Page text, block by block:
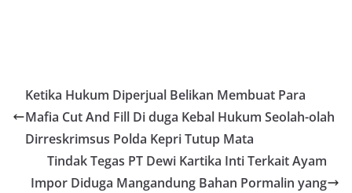
Ketika Hukum Diperjual Belikan Membuat Para
Mafia Cut And Fill Di duga Kebal Hukum Seolah-olah
Dirreskrimsus Polda Kepri Tutup Mata
Tindak Tegas PT Dewi Kartika Inti Terkait Ayam
Impor Diduga Mangandung Bahan Pormalin yang